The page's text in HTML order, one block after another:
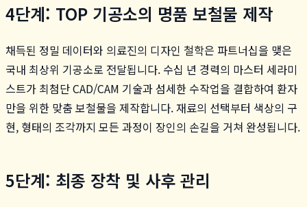
4단계: TOP 기공소의 명품 보철물 제작
채득된 정밀 데이터와 의료진의 디자인 철학은 파트너십을 맺은
국내 최상위 기공소로 전달됩니다. 수십 년 경력의 마스터 세라미
스트가 최첨단 CAD/CAM 기술과 섬세한 수작업을 결합하여 환자
만을 위한 맞춤 보철물을 제작합니다. 재료의 선택부터 색상의 구
현, 형태의 조각까지 모든 과정이 장인의 손길을 거쳐 완성됩니다.
5단계: 최종 장착 및 사후 관리